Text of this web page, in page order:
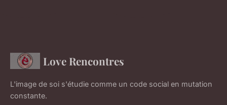
Love Rencontres
L'image de soi s'étudie comme un code social en mutation
constante.